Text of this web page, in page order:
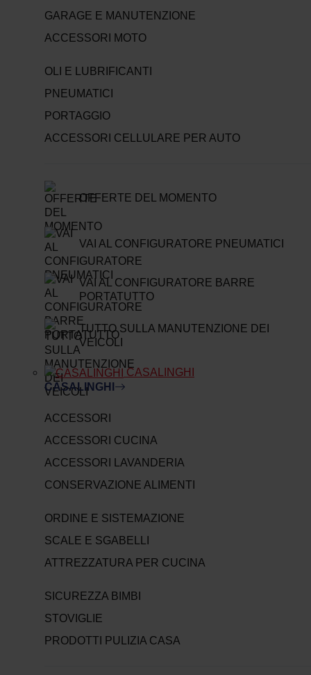
GARAGE E MANUTENZIONE
ACCESSORI MOTO
OLI E LUBRIFICANTI
PNEUMATICI
PORTAGGIO
ACCESSORI CELLULARE PER AUTO
OFFERTE DEL MOMENTO
VAI AL CONFIGURATORE PNEUMATICI
VAI AL CONFIGURATORE BARRE
PORTATUTTO
TUTTO SULLA MANUTENZIONE DEI
VEICOLI
CASALINGHI
CASALINGHI
ACCESSORI
ACCESSORI CUCINA
ACCESSORI LAVANDERIA
CONSERVAZIONE ALIMENTI
ORDINE E SISTEMAZIONE
SCALE E SGABELLI
ATTREZZATURA PER CUCINA
SICUREZZA BIMBI
STOVIGLIE
PRODOTTI PULIZIA CASA